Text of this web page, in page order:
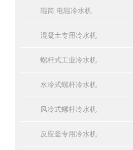
辊筒 电辊冷水机
混凝土专用冷水机
螺杆式工业冷水机
水冷式螺杆冷水机
风冷式螺杆冷水机
反应釜专用冷水机